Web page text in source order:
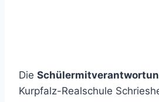
Die
Kurpfalz-Realschule